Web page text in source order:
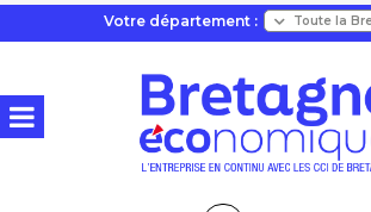
Votre département :